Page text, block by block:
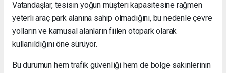
Vatandaşlar, tesisin yoğun müşteri kapasitesine rağmen
yeterli araç park alanına sahip olmadığını, bu nedenle çevre
yolların ve kamusal alanların fiilen otopark olarak
kullanıldığını öne sürüyor.
Bu durumun hem trafik güvenliği hem de bölge sakinlerinin